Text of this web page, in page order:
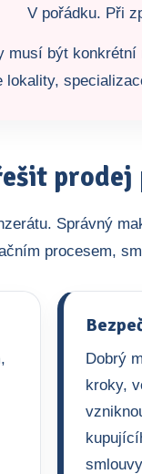
V pořádku. Při
musí být
lokality,
prodej
Správný
procesem,
Dobrý
kroky,